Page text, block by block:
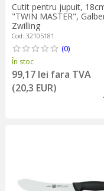
Cutit pentru jupuit,
"TWIN MASTER",
Zwilling
Cod: 32105181
(0)
În stoc
99,17 lei fara TVA
(20,3 EUR)